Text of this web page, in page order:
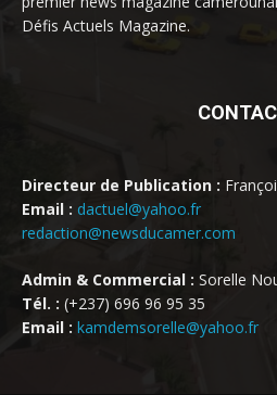
Défis Actuels Magazine.
Directeur de Publication :
Email : dactuel@yahoo.fr
redaction@newsducamer.com
Admin & Commercial : Sorelle
Tél. : (+237) 696 96 95 35
Email : kamdemsorelle@yahoo.fr